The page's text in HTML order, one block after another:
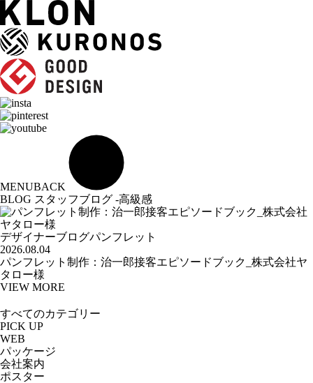
MENUBACK
BLOG スタッフブログ -高級感
デザイナーブログパンフレット
2026.08.04
パンフレット制作：治一郎接客エピソードブック_株式会社ヤ
タロー様
VIEW MORE
PICK UP
WEB
パッケージ
会社案内
ポスター